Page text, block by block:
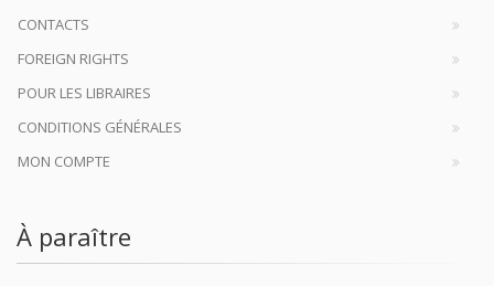
CONTACTS
FOREIGN RIGHTS
POUR LES LIBRAIRES
CONDITIONS GÉNÉRALES
MON COMPTE
À paraître